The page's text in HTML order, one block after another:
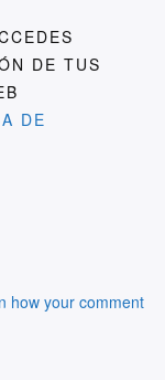
DE TUS
DE
how your comment